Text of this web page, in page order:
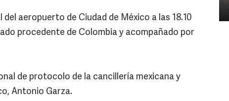
aeropuerto de Ciudad de México a las 18.10
procedente de Colombia y acompañado por
de protocolo de la cancillería mexicana y
Antonio Garza.